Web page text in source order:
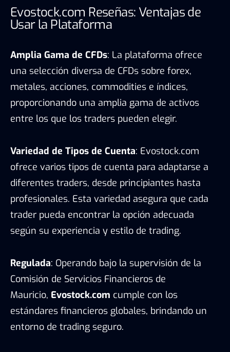
Evostock.com Reseñas: Ventajas de
Usar la Plataforma
Amplia Gama de CFDs: La plataforma ofrece
una selección diversa de CFDs sobre forex,
metales, acciones, commodities e índices,
proporcionando una amplia gama de activos
entre los que los traders pueden elegir.
Variedad de Tipos de Cuenta: Evostock.com
ofrece varios tipos de cuenta para adaptarse a
diferentes traders, desde principiantes hasta
profesionales. Esta variedad asegura que cada
trader pueda encontrar la opción adecuada
según su experiencia y estilo de trading.
Regulada: Operando bajo la supervisión de la
Comisión de Servicios Financieros de
Mauricio, Evostock.com cumple con los
estándares financieros globales, brindando un
entorno de trading seguro.